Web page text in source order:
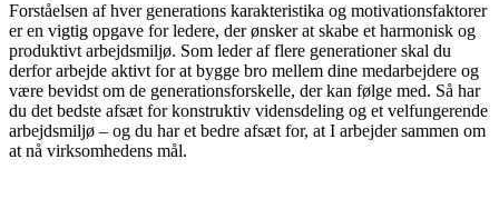
Forståelsen af hver generations karakteristika og motivationsfaktorer
er en vigtig opgave for ledere, der ønsker at skabe et harmonisk og
produktivt arbejdsmiljø. Som leder af flere generationer skal du
derfor arbejde aktivt for at bygge bro mellem dine medarbejdere og
være bevidst om de generationsforskelle, der kan følge med. Så har
du det bedste afsæt for konstruktiv vidensdeling og et velfungerende
arbejdsmiljø – og du har et bedre afsæt for, at I arbejder sammen om
at nå virksomhedens mål.